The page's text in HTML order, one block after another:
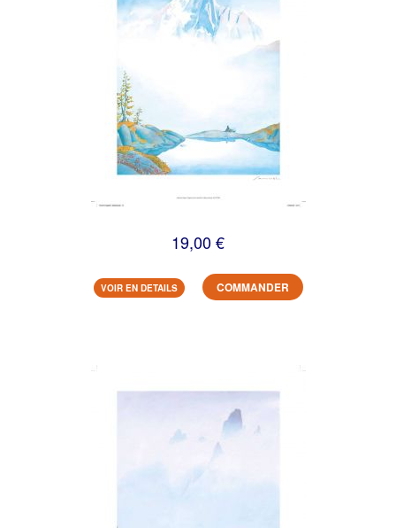
19,00 €
VOIR EN DETAILS COMMANDER